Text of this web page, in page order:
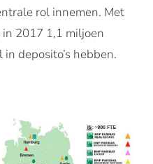
rol innemen. Met
2017 1,1 miljoen
deposito’s hebben.